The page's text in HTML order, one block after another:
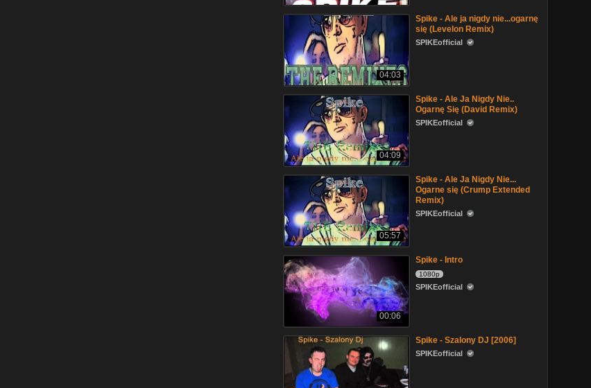
04:03
Spike - Ale ja nigdy nie...ogarnę
się (Levelon Remix)
SPIKEofficial
04:09
Spike - Ale Ja Nigdy Nie..
Ogarnę Się (David Remix)
SPIKEofficial
05:57
Spike - Ale Ja Nigdy Nie...
Ogarne się (Crump Extended
Remix)
SPIKEofficial
00:06
Spike - Intro
1080p
SPIKEofficial
Spike - Szalony DJ [2006]
SPIKEofficial